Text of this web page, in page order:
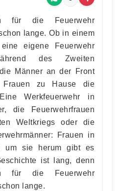
für die Feuerwehr
lange. Ob in einem
eigene Feuerwehr
des Zweiten
Männer an der Front
Frauen zu Hause die
Werkfeuerwehr in
die Feuerwehrfrauen
Weltkriegs oder die
Frauen in
um sie herum gibt es
ist lang, denn
für die Feuerwehr
lange.